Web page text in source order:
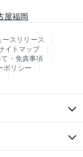
屋福岡
ースリリース
イトマップ
・免責事項
ポリシー